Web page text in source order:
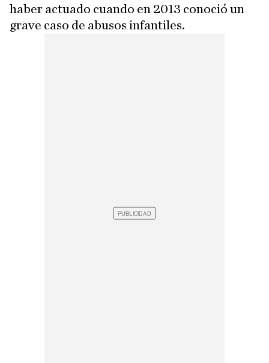
haber actuado cuando en 2013 conoció un
grave caso de abusos infantiles.